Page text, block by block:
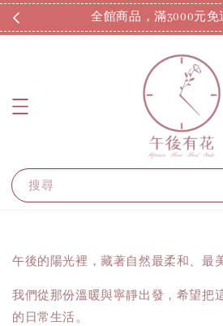
全館商品，滿3000元免
搜尋
午後的陽光裡，藏著自然最柔和、最
我們從那份溫暖與寧靜出發，希望把
的日常生活。